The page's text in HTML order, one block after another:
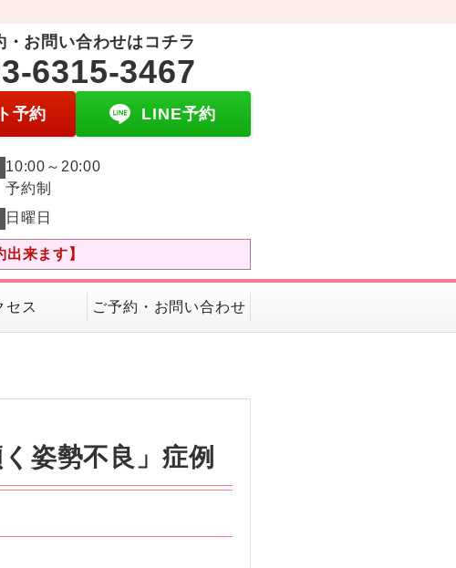
・お問い合わせはコチラ
6315-3467
予約 LINE予約
10:00～20:00
予約制
日曜日
来ます】
セス ご予約・お問い合わせ
姿勢不良」症例